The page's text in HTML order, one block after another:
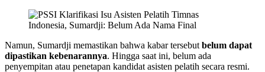
Namun, Sumardji memastikan bahwa kabar tersebut belum dapat
dipastikan kebenarannya. Hingga saat ini, belum ada
penyempitan atau penetapan kandidat asisten pelatih secara resmi.